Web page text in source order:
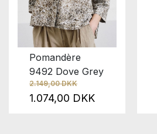
Pomandère
9492 Dove Grey
2.149,00 DKK
1.074,00 DKK